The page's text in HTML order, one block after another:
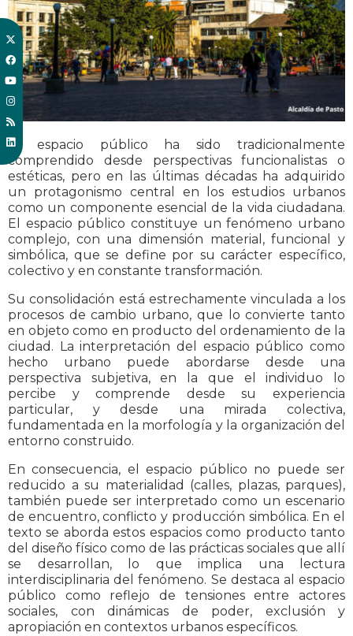
El espacio público ha sido tradicionalmente
comprendido desde perspectivas funcionalistas o
estéticas, pero en las últimas décadas ha adquirido
un protagonismo central en los estudios urbanos
como un componente esencial de la vida ciudadana.
El espacio público constituye un fenómeno urbano
complejo, con una dimensión material, funcional y
simbólica, que se define por su carácter específico,
colectivo y en constante transformación.
Su consolidación está estrechamente vinculada a los
procesos de cambio urbano, que lo convierte tanto
en objeto como en producto del ordenamiento de la
ciudad. La interpretación del espacio público como
hecho urbano puede abordarse desde una
perspectiva subjetiva, en la que el individuo lo
percibe y comprende desde su experiencia
particular, y desde una mirada colectiva,
fundamentada en la morfología y la organización del
entorno construido.
En consecuencia, el espacio público no puede ser
reducido a su materialidad (calles, plazas, parques),
también puede ser interpretado como un escenario
de encuentro, conflicto y producción simbólica. En el
texto se aborda estos espacios como producto tanto
del diseño físico como de las prácticas sociales que allí
se desarrollan, lo que implica una lectura
interdisciplinaria del fenómeno. Se destaca al espacio
público como reflejo de tensiones entre actores
sociales, con dinámicas de poder, exclusión y
apropiación en contextos urbanos específicos.